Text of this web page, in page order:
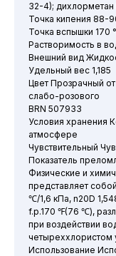
32-4);
Точка кипения 88-
Точка вспышки 170
Растворимость в
Внешний вид
Удельный вес 1,185
Цвет Прозрачный
слабо-розового
BRN 507933
Условия хранения
атмосфере
Чувствительный
Показатель
Физические и
представляет
℃/1,6 кПа, n20D
f.p.170 ℉(76 ℃),
при воздействии
четыреххлористом
Использование